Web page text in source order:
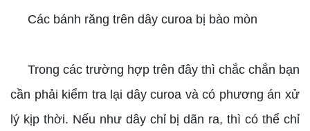
Các bánh răng trên dây curoa bị bào mòn
Trong các trường hợp trên đây thì chắc chắn bạn
cần phải kiểm tra lại dây curoa và có phương án xử
lý kịp thời. Nếu như dây chỉ bị dãn ra, thì có thể chỉ